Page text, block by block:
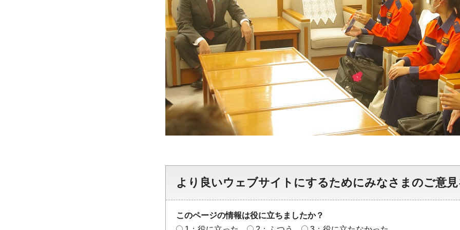
より良いウェブサイトにするためにみなさまのご意
このページの情報は役に立ちましたか？